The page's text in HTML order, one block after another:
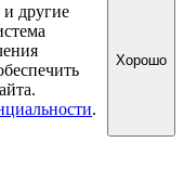
и другие
.
Хорошо